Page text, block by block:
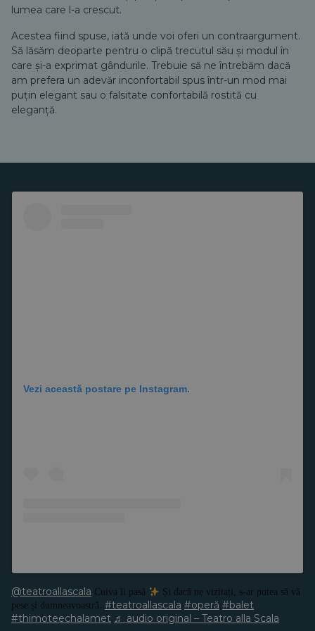
lumea care l-a crescut.
Acestea fiind spuse, iată unde voi oferi un contraargument.
Să lăsăm deoparte pentru o clipă trecutul său și modul în
care și-a exprimat gândurile. Trebuie să ne întrebăm dacă
am prefera un adevăr inconfortabil spus într-un mod mai
puțin elegant sau o falsitate confortabilă rostită cu
eleganță.
Vezi această postare pe Instagram.
@teatroallascala Cuiva îi pasă
Și dacă ne vizitați, s-ar putea să vă
pese și dumneavoastră. #teatroallascala #operă #balet
#thimoteechalamet ♬ audio original – Teatro alla Scala